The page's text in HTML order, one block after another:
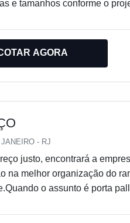
e tamanhos conforme o
AGORA
- RJ
justo, encontrará a
na melhor organização do
o assunto é porta
soluções para